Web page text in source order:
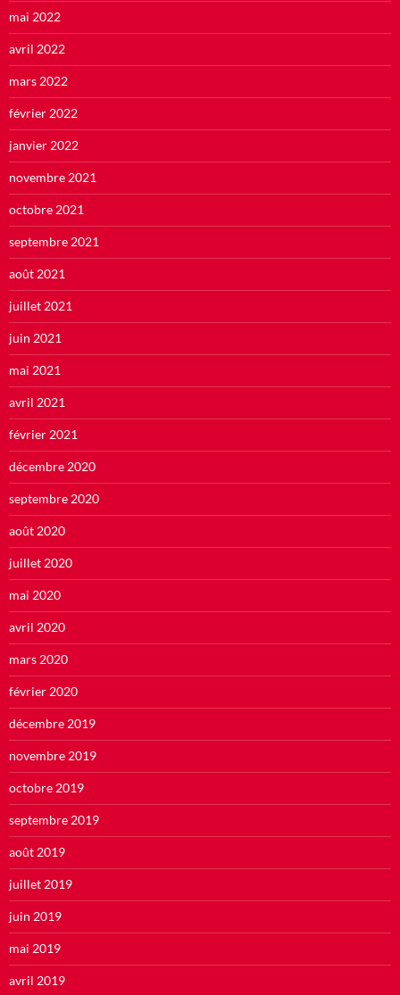
mai 2022
avril 2022
mars 2022
février 2022
janvier 2022
novembre 2021
octobre 2021
septembre 2021
août 2021
juillet 2021
juin 2021
mai 2021
avril 2021
février 2021
décembre 2020
septembre 2020
août 2020
juillet 2020
mai 2020
avril 2020
mars 2020
février 2020
décembre 2019
novembre 2019
octobre 2019
septembre 2019
août 2019
juillet 2019
juin 2019
mai 2019
avril 2019